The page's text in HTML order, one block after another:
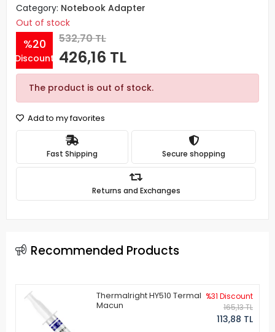
Category: Notebook Adapter
Out of stock
%20
Discount
532,70 TL
426,16 TL
The product is out of stock.
Add to my favorites
Fast Shipping Secure shopping
Returns and Exchanges
Recommended Products
Thermalright HY510 Termal
Macun
%31 Discount
165,13 TL
113,88 TL